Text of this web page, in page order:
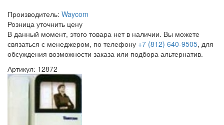
Производитель: Waycom
Розница уточнить цену
В данный момент, этого товара нет в наличии. Вы можете
связаться с менеджером, по телефону +7 (812) 640-9505, для
обсуждения возможности заказа или подбора альтернатив.
Артикул: 12872